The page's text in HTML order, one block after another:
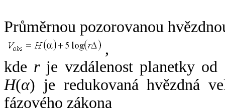
Průměrnou pozorovanou
,
kde rje vzdálenost planetky od
H(α) je redukovaná hvězdná
fázového zákona